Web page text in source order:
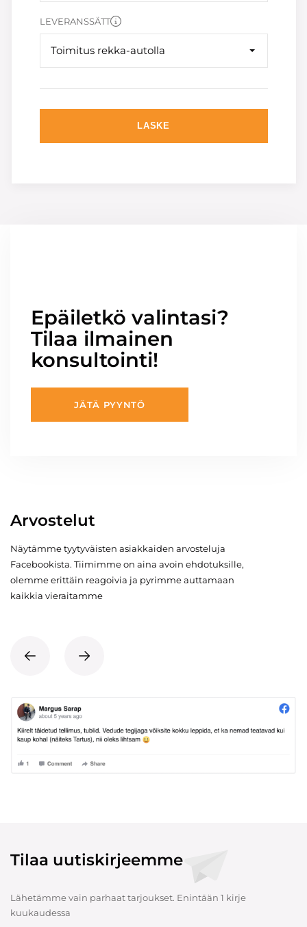
LEVERANSSÄTT
Toimitus rekka-autolla
LASKE
Epäiletkö valintasi?
Tilaa ilmainen
konsultointi!
JÄTÄ PYYNTÖ
Arvostelut
Näytämme tyytyväisten asiakkaiden arvosteluja
Facebookista. Tiimimme on aina avoin ehdotuksille,
olemme erittäin reagoivia ja pyrimme auttamaan
kaikkia vieraitamme
Tilaa uutiskirjeemme
Lähetämme vain parhaat tarjoukset. Enintään 1 kirje
kuukaudessa